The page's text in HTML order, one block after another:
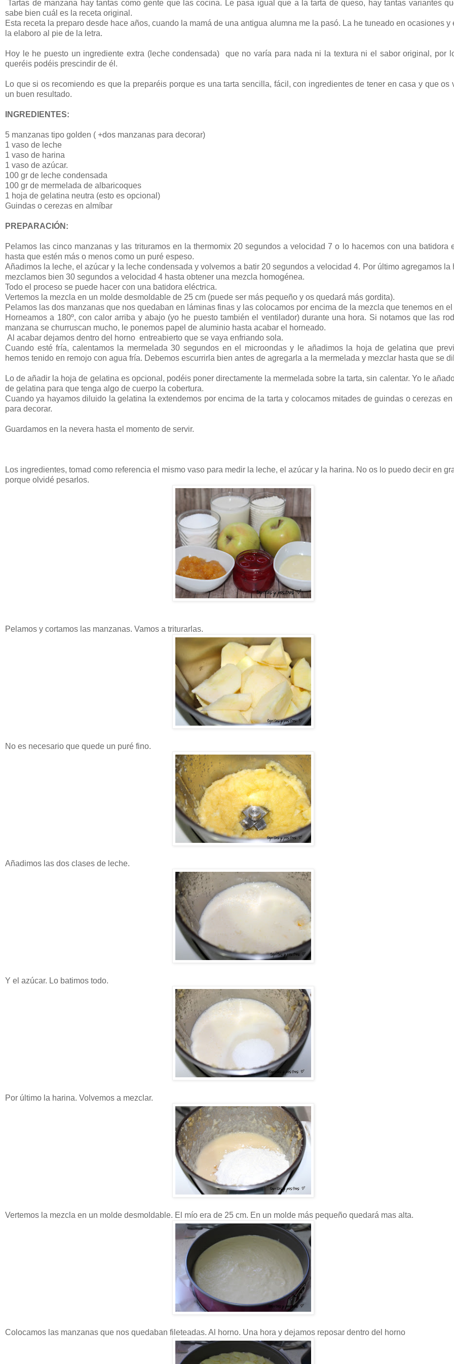
Tartas de manzana hay tantas como gente que las cocina. Le pasa igual que a la tarta de queso, hay tantas variantes
sabe bien cuál es la receta original.
Esta receta la preparo desde hace años, cuando la mamá de una antigua alumna me la pasó. La he tuneado en ocasiones y
la elaboro al pie de la letra.
Hoy le he puesto un ingrediente extra (leche condensada) que no varía para nada ni la textura ni el sabor original, por
queréis podéis prescindir de él.
Lo que si os recomiendo es que la preparéis porque es una tarta sencilla, fácil, con ingredientes de tener en casa y que os
un buen resultado.
INGREDIENTES:
5 manzanas tipo golden ( +dos manzanas para decorar)
1 vaso de leche
1 vaso de harina
1 vaso de azúcar.
100 gr de leche condensada
100 gr de mermelada de albaricoques
1 hoja de gelatina neutra (esto es opcional)
Guindas o cerezas en almíbar
PREPARACIÓN:
Pelamos las cinco manzanas y las trituramos en la thermomix 20 segundos a velocidad 7 o lo hacemos con una batidora
hasta que estén más o menos como un puré espeso.
Añadimos la leche, el azúcar y la leche condensada y volvemos a batir 20 segundos a velocidad 4. Por último agregamos la
mezclamos bien 30 segundos a velocidad 4 hasta obtener una mezcla homogénea.
Todo el proceso se puede hacer con una batidora eléctrica.
Vertemos la mezcla en un molde desmoldable de 25 cm (puede ser más pequeño y os quedará más gordita).
Pelamos las dos manzanas que nos quedaban en láminas finas y las colocamos por encima de la mezcla que tenemos en el
Horneamos a 180º, con calor arriba y abajo (yo he puesto también el ventilador) durante una hora. Si notamos que las
manzana se churruscan mucho, le ponemos papel de aluminio hasta acabar el horneado.
Al acabar dejamos dentro del horno entreabierto que se vaya enfriando sola.
Cuando esté fría, calentamos la mermelada 30 segundos en el microondas y le añadimos la hoja de gelatina que
hemos tenido en remojo con agua fría. Debemos escurrirla bien antes de agregarla a la mermelada y mezclar hasta que se
Lo de añadir la hoja de gelatina es opcional, podéis poner directamente la mermelada sobre la tarta, sin calentar. Yo le
de gelatina para que tenga algo de cuerpo la cobertura.
Cuando ya hayamos diluido la gelatina la extendemos por encima de la tarta y colocamos mitades de guindas o cerezas
para decorar.
Guardamos en la nevera hasta el momento de servir.
Los ingredientes, tomad como referencia el mismo vaso para medir la leche, el azúcar y la harina. No os lo puedo decir en
porque olvidé pesarlos.
Pelamos y cortamos las manzanas. Vamos a triturarlas.
No es necesario que quede un puré fino.
Añadimos las dos clases de leche.
Y el azúcar. Lo batimos todo.
Por último la harina. Volvemos a mezclar.
Vertemos la mezcla en un molde desmoldable. El mío era de 25 cm. En un molde más pequeño quedará mas alta.
Colocamos las manzanas que nos quedaban fileteadas. Al horno. Una hora y dejamos reposar dentro del horno